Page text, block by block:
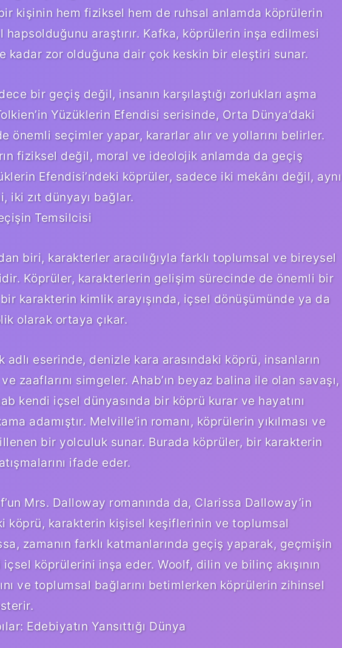
bir kişinin hem fiziksel hem de ruhsal anlamda köprülerin
araştırır. Kafka, köprülerin inşa edilmesi
kadar zor olduğuna dair çok keskin bir eleştiri sunar.
bir geçiş değil, insanın karşılaştığı zorlukları aşma
Yüzüklerin Efendisi serisinde, Orta Dünya’daki
önemli seçimler yapar, kararlar alır ve yollarını belirler.
fiziksel değil, moral ve ideolojik anlamda da geçiş
Efendisi’ndeki köprüler, sadece iki mekânı değil, aynı
iki zıt dünyayı bağlar.
Temsilcisi
biri, karakterler aracılığıyla farklı toplumsal ve bireysel
Köprüler, karakterlerin gelişim sürecinde de önemli bir
karakterin kimlik arayışında, içsel dönüşümünde ya da
olarak ortaya çıkar.
eserinde, denizle kara arasındaki köprü, insanların
zaaflarını simgeler. Ahab’ın beyaz balina ile olan savaşı,
kendi içsel dünyasında bir köprü kurar ve hayatını
adamıştır. Melville’in romanı, köprülerin yıkılması ve
bir yolculuk sunar. Burada köprüler, bir karakterin
ifade eder.
Mrs. Dalloway romanında da, Clarissa Dalloway’in
köprü, karakterin kişisel keşiflerinin ve toplumsal
zamanın farklı katmanlarında geçiş yaparak, geçmişin
köprülerini inşa eder. Woolf, dilin ve bilinç akışının
ve toplumsal bağlarını betimlerken köprülerin zihinsel
Edebiyatın Yansıttığı Dünya